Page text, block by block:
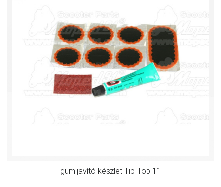
gumijavító készlet Tip-Top 11